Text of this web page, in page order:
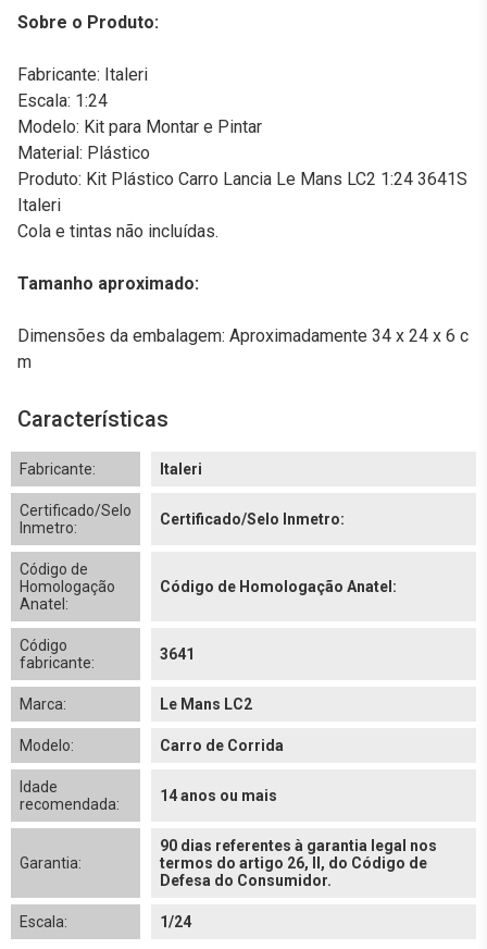
Sobre o Produto:
Fabricante: Italeri
Escala: 1:24
Modelo: Kit para Montar e Pintar
Material: Plástico
Produto: Kit Plástico Carro Lancia Le Mans LC2 1:24 3641S
Italeri
Cola e tintas não incluídas.
Tamanho aproximado:
Dimensões da embalagem: Aproximadamente 34 x 24 x 6 c
m
Características
Fabricante: Italeri
Certificado/Selo
Inmetro:
Certificado/Selo Inmetro:
Código de
Homologação
Anatel:
Código de Homologação Anatel:
Código
fabricante:
3641
Marca: Le Mans LC2
Modelo: Carro de Corrida
Idade
recomendada:
14 anos ou mais
Garantia:
90 dias referentes à garantia legal nos
termos do artigo 26, II, do Código de
Defesa do Consumidor.
Escala: 1/24